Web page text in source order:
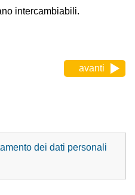
intercambiabili.
avanti
dei dati personali